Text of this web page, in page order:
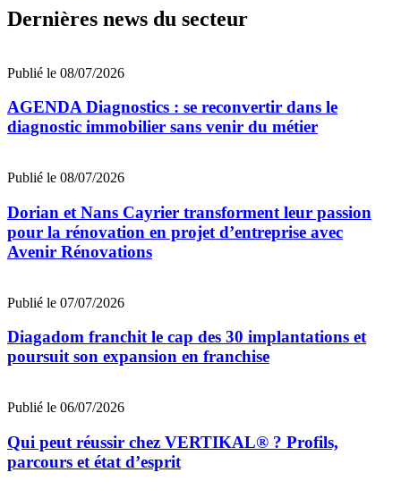
Dernières news du secteur
Publié le 08/07/2026
AGENDA Diagnostics : se reconvertir dans le
diagnostic immobilier sans venir du métier
Publié le 08/07/2026
Dorian et Nans Cayrier transforment leur passion
pour la rénovation en projet d’entreprise avec
Avenir Rénovations
Publié le 07/07/2026
Diagadom franchit le cap des 30 implantations et
poursuit son expansion en franchise
Publié le 06/07/2026
Qui peut réussir chez VERTIKAL® ? Profils,
parcours et état d’esprit